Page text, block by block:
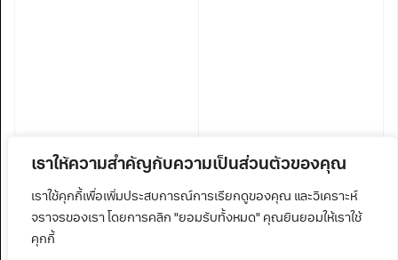
เราให้ความสำคัญกับความเป็นส่วนตัวของคุณ
เราใช้คุกกี้เพื่อเพิ่มประสบการณ์การเรียกดูของคุณ และวิเคราะห์
จราจรของเรา โดยการคลิก "ยอมรับทั้งหมด" คุณยินยอมให้เราใช้
คุกกี้